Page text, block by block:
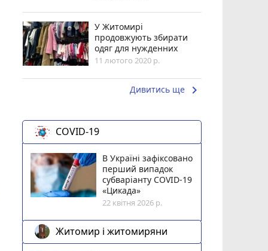
У Житомирі
продовжують збирати
одяг для нужденних
11 лютого 2020 р.
Дивитись ще keyboard_arrow_right
COVID-19
В Україні зафіксовано
перший випадок
субваріанту COVID-19
«Цикада»
22 квітня 2026 р.
Житомир і житомиряни